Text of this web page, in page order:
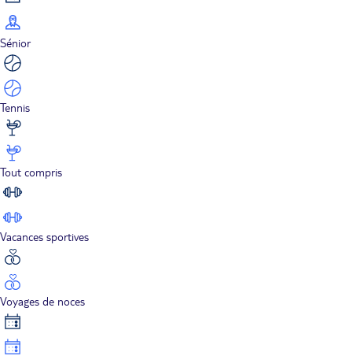
Sénior
Tennis
Tout compris
Vacances sportives
Voyages de noces